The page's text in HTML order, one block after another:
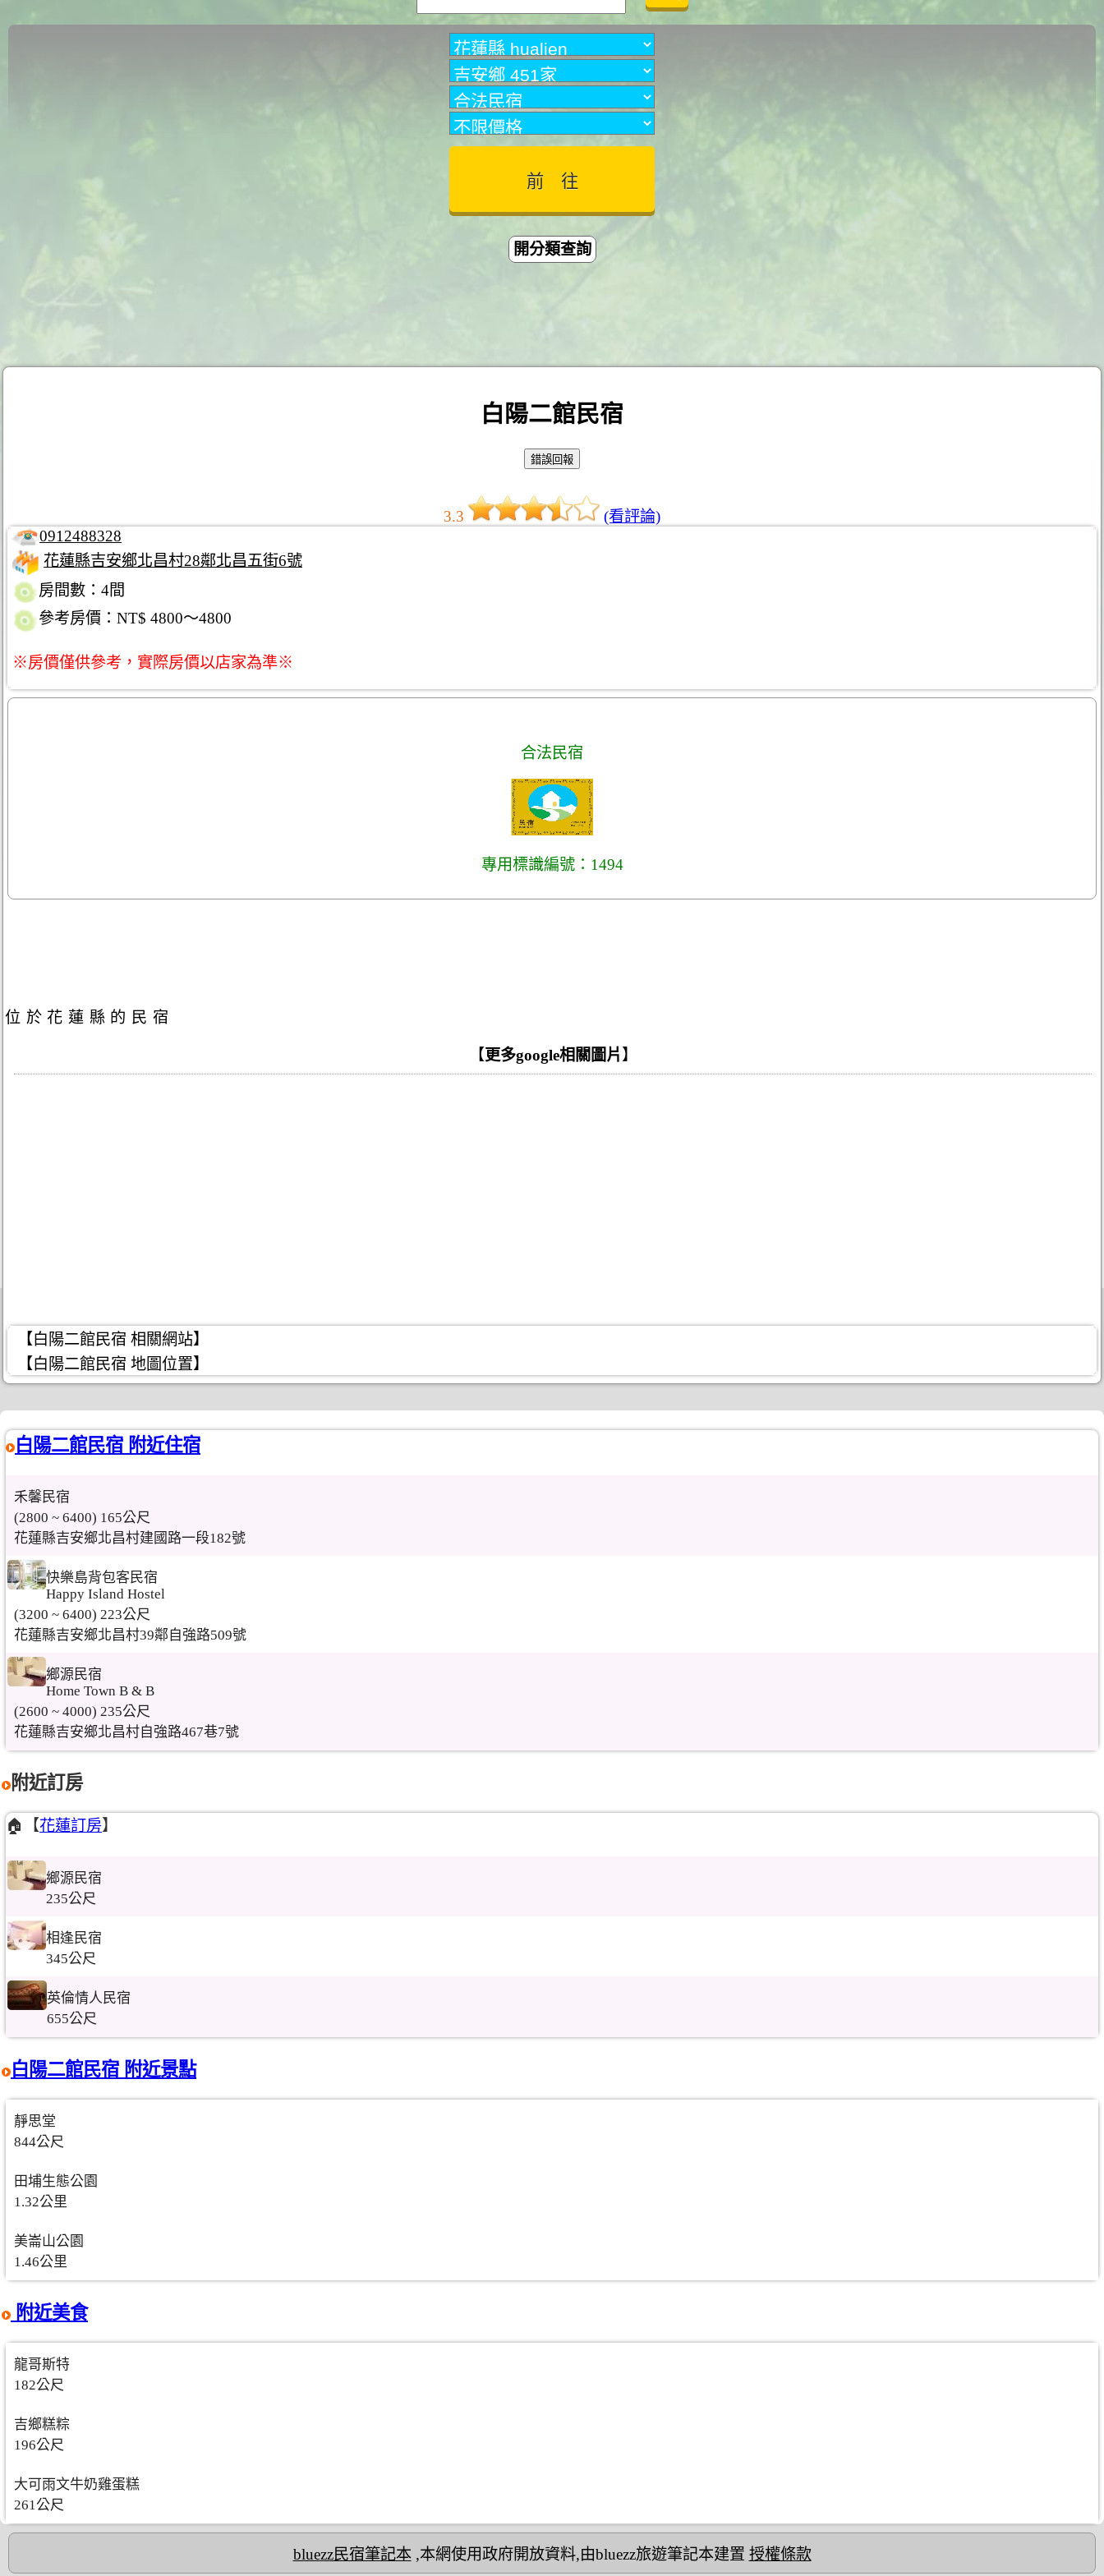
開分類查詢
白陽二館民宿
3.3
(看評論)
0912488328
花蓮縣吉安鄉北昌村28鄰北昌五街6號
房間數：4間
參考房價：NT$ 4800～4800
※房價僅供參考，實際房價以店家為準※
合法民宿
專用標識編號：1494
位於花蓮縣的民宿
【更多google相關圖片 】
【白陽二館民宿 相關網站】
【白陽二館民宿 地圖位置】
白陽二館民宿 附近住宿
禾馨民宿
(2800 ~ 6400) 165公尺
花蓮縣吉安鄉北昌村建國路一段182號
快樂島背包客民宿
Happy Island Hostel
(3200 ~ 6400) 223公尺
花蓮縣吉安鄉北昌村39鄰自強路509號
鄉源民宿
Home Town B & B
(2600 ~ 4000) 235公尺
花蓮縣吉安鄉北昌村自強路467巷7號
附近訂房
🏠【花蓮訂房】
鄉源民宿
235公尺
相逢民宿
345公尺
英倫情人民宿
655公尺
白陽二館民宿 附近景點
靜思堂
844公尺
田埔生態公園
1.32公里
美崙山公園
1.46公里
附近美食
龍哥斯特
182公尺
吉鄉糕粽
196公尺
大可雨文牛奶雞蛋糕
261公尺
bluezz民宿筆記本,本網使用政府開放資料,由bluezz旅遊筆記本建置 授權條款